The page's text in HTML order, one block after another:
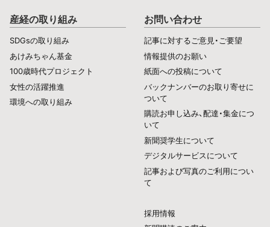
産経の取り組み
SDGsの取り組み
あけみちゃん基金
100歳時代プロジェクト
女性の活躍推進
環境への取り組み
お問い合わせ
記事に対するご意見・ご要望
情報提供のお願い
紙面への投稿について
バックナンバーのお取り寄せに
ついて
購読お申し込み、配達・集金につ
いて
新聞奨学生について
デジタルサービスについて
記事および写真のご利用につい
て
採用情報